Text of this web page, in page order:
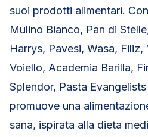
suoi prodotti alimentari.
Mulino Bianco, Pan di
Harrys, Pavesi, Wasa, Filiz,
Voiello, Academia Barilla,
Splendor, Pasta
promuove una
sana, ispirata alla dieta